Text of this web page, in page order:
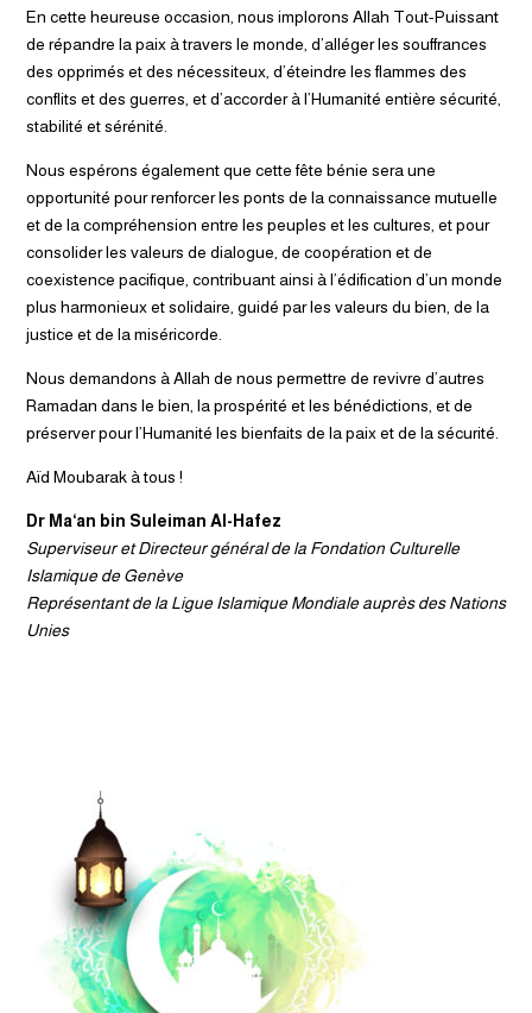
En cette heureuse occasion, nous implorons Allah Tout-Puissant
de répandre la paix à travers le monde, d’alléger les souffrances
des opprimés et des nécessiteux, d’éteindre les flammes des
conflits et des guerres, et d’accorder à l’Humanité entière sécurité,
stabilité et sérénité.
Nous espérons également que cette fête bénie sera une
opportunité pour renforcer les ponts de la connaissance mutuelle
et de la compréhension entre les peuples et les cultures, et pour
consolider les valeurs de dialogue, de coopération et de
coexistence pacifique, contribuant ainsi à l’édification d’un monde
plus harmonieux et solidaire, guidé par les valeurs du bien, de la
justice et de la miséricorde.
Nous demandons à Allah de nous permettre de revivre d’autres
Ramadan dans le bien, la prospérité et les bénédictions, et de
préserver pour l’Humanité les bienfaits de la paix et de la sécurité.
Aïd Moubarak à tous !
Dr Ma‘an bin Suleiman Al-Hafez
Superviseur et Directeur général de la Fondation Culturelle
Islamique de Genève
Représentant de la Ligue Islamique Mondiale auprès des Nations
Unies